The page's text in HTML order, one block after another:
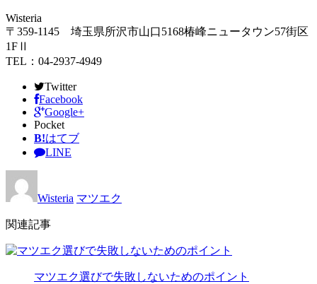
Wisteria
〒359-1145 埼玉県所沢市山口5168椿峰ニュータウン57街区
1FⅡ
TEL：04-2937-4949
Twitter
Facebook
Google+
Pocket
B!はてブ
LINE
Wisteria マツエク
関連記事
マツエク選びで失敗しないためのポイント